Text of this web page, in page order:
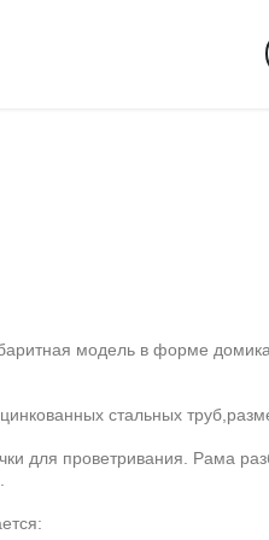
модель в форме
стальных
для проветривания. Рама